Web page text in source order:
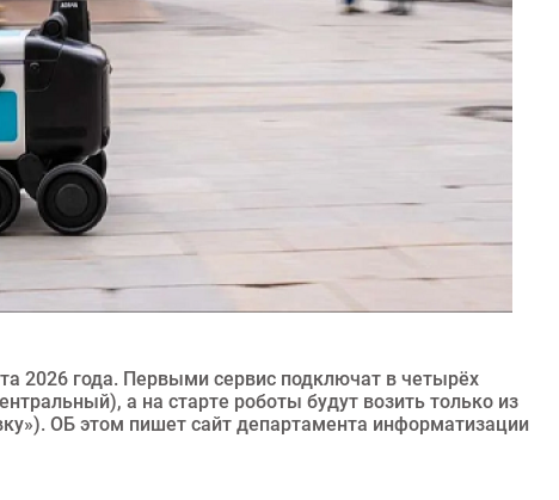
2026 года. Первыми сервис подключат в четырёх
а на старте роботы будут возить только из
ОБ этом пишет сайт департамента информатизации